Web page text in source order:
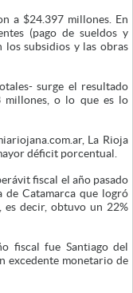
a $24.397 millones. En
(pago de sueldos y
los subsidios y las obras
surge el resultado
millones, o lo que es lo
La Rioja
déficit porcentual.
fiscal el año pasado
de Catamarca que logró
es decir, obtuvo un 22%
fiscal fue Santiago del
excedente monetario de